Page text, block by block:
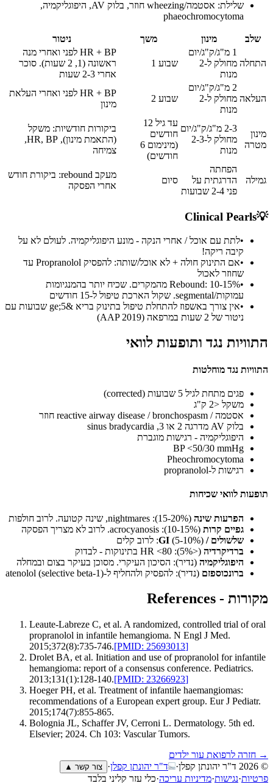
שלילת: אסטמה/wheezing חוזר, בלוק AV, היפוגליקמיה,
phaeochromocytoma
שלב מינון משך ניטור
התחלה
1 מ"ג/ק"ג/יום
מחולק ל-2
מנות
שבוע 1
HR + BP לפני ואחרי מנה
ראשונה (1, 2 שעות). סוכר
אחרי 2-3 שעות
העלאה
2 מ"ג/ק"ג/יום
מחולק ל-2
מנות
שבוע 2
HR + BP לפני ואחרי העלאת
מינון
מינון
מטרה
2-3 מ"ג/ק"ג/יום
מחולק ל-2-3
מנות
עד גיל 12
חודשים
(מינימום 6
חודשים)
ביקורות חודשיות: משקל
(התאמת מינון), HR, BP,
צמיחה
גמילה
הפחתה
הדרגתית על
פני 2-4 שבועות
סיום
מעקב rebound: ביקורת חודש
אחרי הפסקה
💡
Clinical Pearls
•לתת עם אוכל / אחרי הנקה - מונע היפוגליקמיה. לעולם לא על
קיבה ריקה!
•
אם התינוק חולה + לא אוכל/שותה: להפסיק Propranolol עד
שחוזר לאכול
•
Rebound: 10-15% מהמקרים. שכיח יותר בהמנגיומות
עמוקות/segmental. שקול הארכת טיפול ל-15 חודשים
•
אין צורך באשפוז להתחלת טיפול בתינוק בריא &ge;5 שבועות עם
ניטור של 2 שעות במרפאה (AAP 2019)
התוויות נגד ותופעות לוואי
התוויות נגד מוחלטות
פגים מתחת לגיל 5 שבועות (corrected)
משקל <2 ק"ג
אסטמה / reactive airway disease / bronchospasm חוזר
בלוק AV מדרגה 2 או 3, sinus bradycardia
היפוגליקמיה - רגישות מוגברת
BP <50/30 mmHg
Pheochromocytoma
רגישות ל-propranolol
תופעות לוואי שכיחות
הפרעות שינה (15-20%): nightmares, שינה קטועה. לרוב חולפות
גפיים קרות (10-15%): acrocyanosis. לרוב לא מצריך הפסקה
שלשולים / GI (5-10%): לרוב קלים
ברדיקרדיה (<5%): HR <80 בתינוקות - לבדוק
היפוגליקמיה (נדיר): הסיכון העיקרי. מסוכן בעיקר בצום ובמחלה
ברונכוספזם (נדיר): להפסיק ולהחליף ל-atenolol (selective beta-1)
מקורות - References
Leaute-Labreze C, et al. A randomized, controlled trial of oral
propranolol in infantile hemangioma. N Engl J Med.
2015;372(8):735-746.[PMID: 25693013]
Drolet BA, et al. Initiation and use of propranolol for infantile
hemangioma: report of a consensus conference. Pediatrics.
2013;131(1):128-140.[PMID: 23266923]
Hoeger PH, et al. Treatment of infantile haemangiomas:
recommendations of a European expert group. Eur J Pediatr.
2015;174(7):855-865.
Bolognia JL, Schaffer JV, Cerroni L. Dermatology. 5th ed.
Elsevier; 2024. Ch 103: Vascular Tumors.
→ חזרה לרפואת עור ילדים
© 2026
ד"ר יהונתן קפלן· ד"ר יהונתן קפלן· צור קשר ▲
פרטיות·נגישות·מדיניות עריכה·כלי עזר קליני בלבד